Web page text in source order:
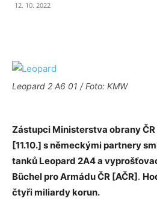
12. 10. 2022
Leopard 2 A6 01 / Foto: KMW
Zástupci Ministerstva obrany
[11.10.] s německými partnery
tanků Leopard 2A4 a
Büchel pro Armádu ČR [AČR].
čtyři miliardy korun.